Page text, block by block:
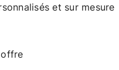
et sur mesure
offre